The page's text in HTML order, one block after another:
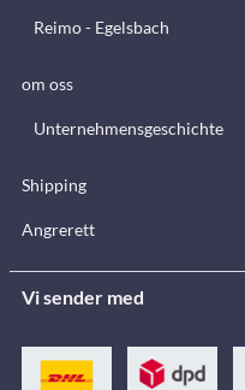
Reimo - Egelsbach
om oss
Unternehmensgeschichte
Shipping
Angrerett
Vi sender med